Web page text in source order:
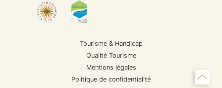
Tourisme & Handicap
Qualité Tourisme
Mentions légales
Politique de confidentialité